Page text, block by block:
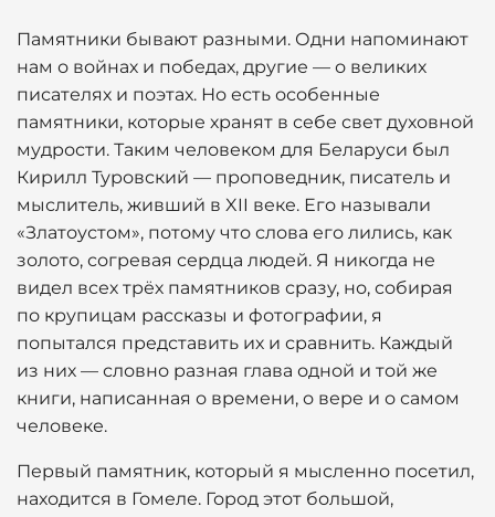
Памятники бывают разными. Одни напоминают
нам о войнах и победах, другие — о великих
писателях и поэтах. Но есть особенные
памятники, которые хранят в себе свет духовной
мудрости. Таким человеком для Беларуси был
Кирилл Туровский — проповедник, писатель и
мыслитель, живший в XII веке. Его называли
«Златоустом», потому что слова его лились, как
золото, согревая сердца людей. Я никогда не
видел всех трёх памятников сразу, но, собирая
по крупицам рассказы и фотографии, я
попытался представить их и сравнить. Каждый
из них — словно разная глава одной и той же
книги, написанная о времени, о вере и о самом
человеке.
Первый памятник, который я мысленно посетил,
находится в Гомеле. Город этот большой,